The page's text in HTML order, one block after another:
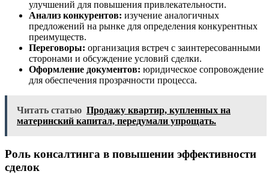
улучшений для повышения привлекательности.
Анализ конкурентов: изучение аналогичных
предложений на рынке для определения конкурентных
преимуществ.
Переговоры: организация встреч с заинтересованными
сторонами и обсуждение условий сделки.
Оформление документов: юридическое сопровождение
для обеспечения прозрачности процесса.
Читать статью Продажу квартир, купленных на
материнский капитал, передумали упрощать.
Роль консалтинга в повышении эффективности
сделок